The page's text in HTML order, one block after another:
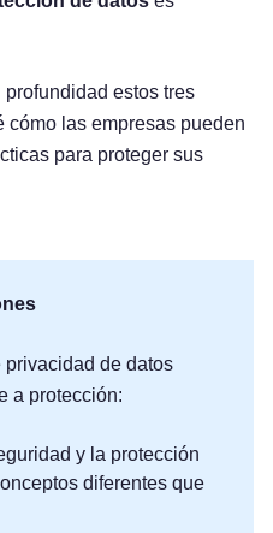
estos tres
cómo las empresas pueden
para proteger sus
privacidad de datos
a protección:
y la protección
diferentes que